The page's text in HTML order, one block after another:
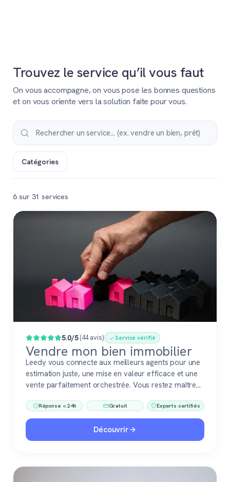
Trouvez le service qu’il vous faut
On vous accompagne, on vous pose les bonnes questions
et on vous oriente vers la solution faite pour vous.
Catégories
6 sur 31 services
Populaire
5.0/5(44 avis) Service vérifié
Vendre mon bien immobilier
Leedy vous connecte aux meilleurs agents pour une
estimation juste, une mise en valeur efficace et une
vente parfaitement orchestrée. Vous restez maître
Réponse < 24h Gratuit Experts certifiés
Découvrir